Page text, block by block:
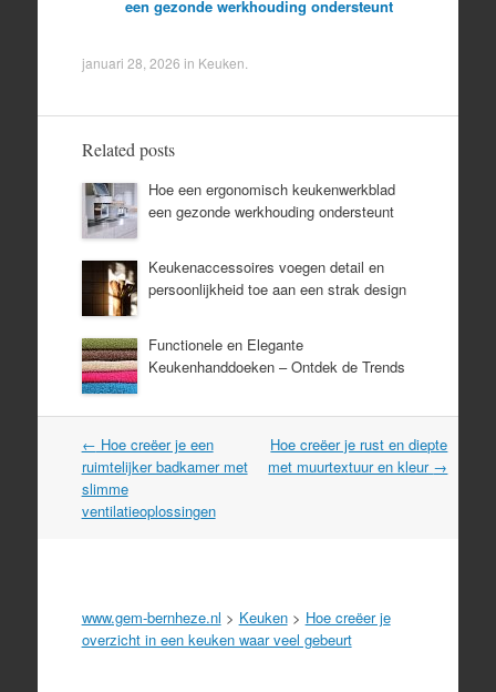
een gezonde werkhouding ondersteunt
januari 28, 2026 in Keuken.
Related posts
Hoe een ergonomisch keukenwerkblad
een gezonde werkhouding ondersteunt
Keukenaccessoires voegen detail en
persoonlijkheid toe aan een strak design
Functionele en Elegante
Keukenhanddoeken – Ontdek de Trends
Post
navigation
← Hoe creëer je een
ruimtelijker badkamer met
slimme
ventilatieoplossingen
Hoe creëer je rust en diepte
met muurtextuur en kleur →
www.gem-bernheze.nl > Keuken> Hoe creëer je
overzicht in een keuken waar veel gebeurt